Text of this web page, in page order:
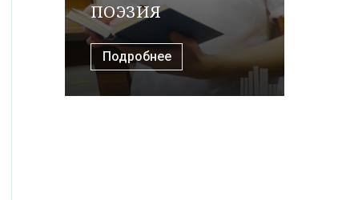
ПОЭЗИЯ
Подробнее